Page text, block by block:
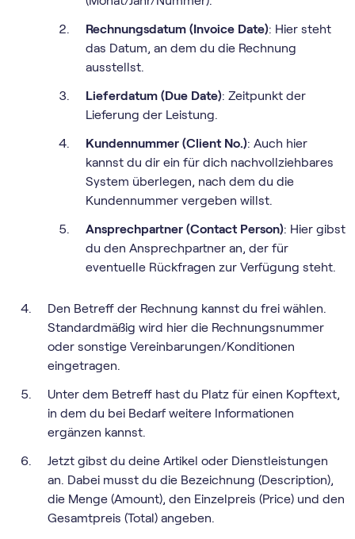
Rechnungsdatum (Invoice Date): Hier steht
das Datum, an dem du die Rechnung
ausstellst.
Lieferdatum (Due Date): Zeitpunkt der
Lieferung der Leistung.
Kundennummer (Client No.): Auch hier
kannst du dir ein für dich nachvollziehbares
System überlegen, nach dem du die
Kundennummer vergeben willst.
Ansprechpartner (Contact Person): Hier gibst
du den Ansprechpartner an, der für
eventuelle Rückfragen zur Verfügung steht.
Den Betreff der Rechnung kannst du frei wählen.
Standardmäßig wird hier die Rechnungsnummer
oder sonstige Vereinbarungen/Konditionen
eingetragen.
Unter dem Betreff hast du Platz für einen Kopftext,
in dem du bei Bedarf weitere Informationen
ergänzen kannst.
Jetzt gibst du deine Artikel oder Dienstleistungen
an. Dabei musst du die Bezeichnung (Description),
die Menge (Amount), den Einzelpreis (Price) und den
Gesamtpreis (Total) angeben.